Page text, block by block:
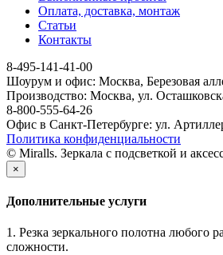
Оплата, доставка, монтаж
Статьи
Контакты
8-495-141-41-00
Шоурум и офис: Москва, Березовая
Производство: Москва, ул.
8-800-555-64-26
Офис в Санкт-Петербурге: ул.
Политика конфиденциальности
© Miralls. Зеркала с подсветкой и
×
Дополнительные услуги
1. Резка зеркального полотна любого
сложности.